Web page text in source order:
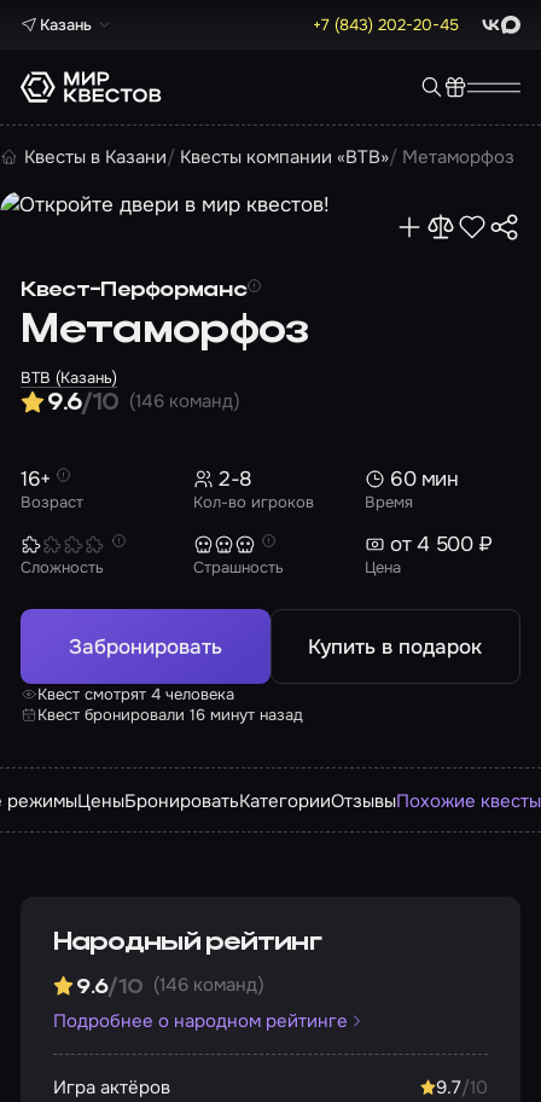
Казань +7 (843) 202-20-45 Max
Квесты в Казани Квесты компании «BTB» Метаморфоз
Квест-Перформанс
Метаморфоз
BTB (Казань)
9.6/10 (146 команд)
Возраст
16+
Кол-во игроков
2-8
Время
60 мин
Сложность Страшность Цена
от 4 500 ₽
Забронировать Купить в подарок
Квест смотрят 4 человека
Квест бронировали 16 минут назад
режимыЦеныБронироватьКатегорииОтзывыПохожие квесты
Народный рейтинг
9.6/10 (146 команд)
Подробнее о народном рейтинге
Игра актёров 9.7/10